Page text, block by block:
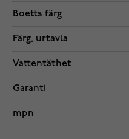
Boetts färg
Färg, urtavla
Vattentäthet
Garanti
mpn